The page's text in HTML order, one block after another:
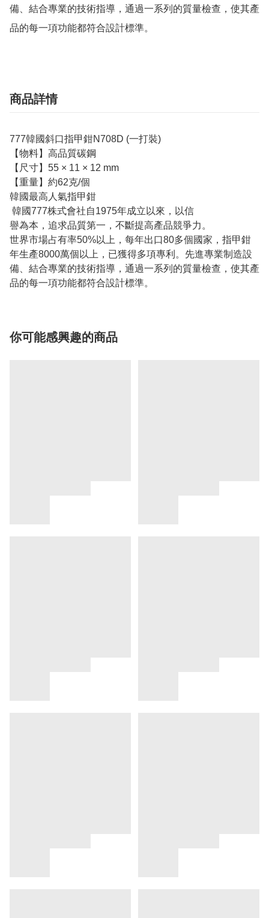
備、結合專業的技術指導，通過一系列的質量檢查，使其產
品的每一項功能都符合設計標準。
商品詳情
777韓國斜口指甲鉗N708D (一打裝)
【物料】高品質碳鋼
【尺寸】55 × 11 × 12 mm
【重量】約62克/個
韓國最高人氣指甲鉗
韓國777株式會社自1975年成立以來，以信
譽為本，追求品質第一，不斷提高產品競爭力。
世界市場占有率50%以上，每年出口80多個國家，指甲鉗
年生產8000萬個以上，已獲得多項專利。先進專業制造設
備、結合專業的技術指導，通過一系列的質量檢查，使其產
品的每一項功能都符合設計標準。
你可能感興趣的商品